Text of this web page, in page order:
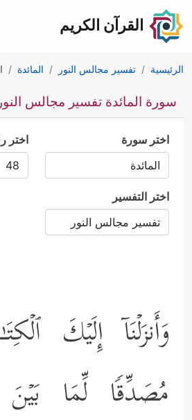
القرآن الكريم
الرئيسية تفسير مجالس النور المائدة
سورة المائدة تفسير مجالس النور
اختر سورة اختر
اختر التفسير
وَأَنزَلۡنَاۤ إِلَیۡكَ
مُصَدِّقࣰا لِّمَا